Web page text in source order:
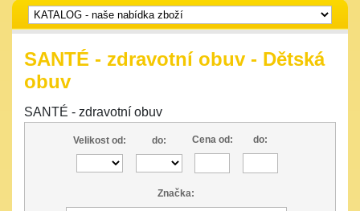
SANTÉ - zdravotní obuv - Dětská
obuv
SANTÉ - zdravotní obuv
Velikost od: do: Cena od: do:
Značka: